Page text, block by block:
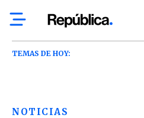
TEMAS DE HOY:
NOTICIAS